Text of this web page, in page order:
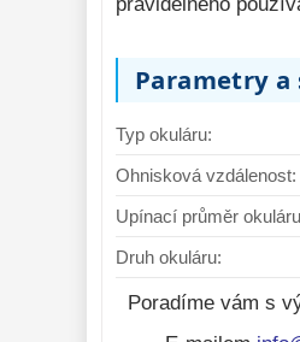
Parametry a
Typ okuláru:
Ohnisková vzdálenost:
Upínací průměr
Druh okuláru:
Poradíme vám s